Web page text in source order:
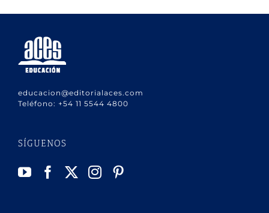
educacion@editorialaces.com
Teléfono: +54 11 5544 4800
SÍGUENOS